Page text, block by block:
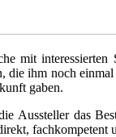
mit
ihm noch
gaben.
Aussteller das
fachkompetent